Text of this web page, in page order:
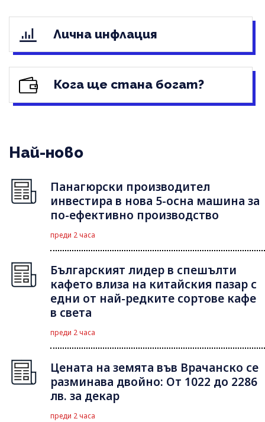
Лична инфлация
Кога ще стана богат?
Най-ново
Панагюрски производител
инвестира в нова 5-осна машина за
по-ефективно производство
преди 2 часа
Българският лидер в спешълти
кафето влиза на китайския пазар с
едни от най-редките сортове кафе
в света
преди 2 часа
Цената на земята във Врачанско се
разминава двойно: От 1022 до 2286
лв. за декар
преди 2 часа